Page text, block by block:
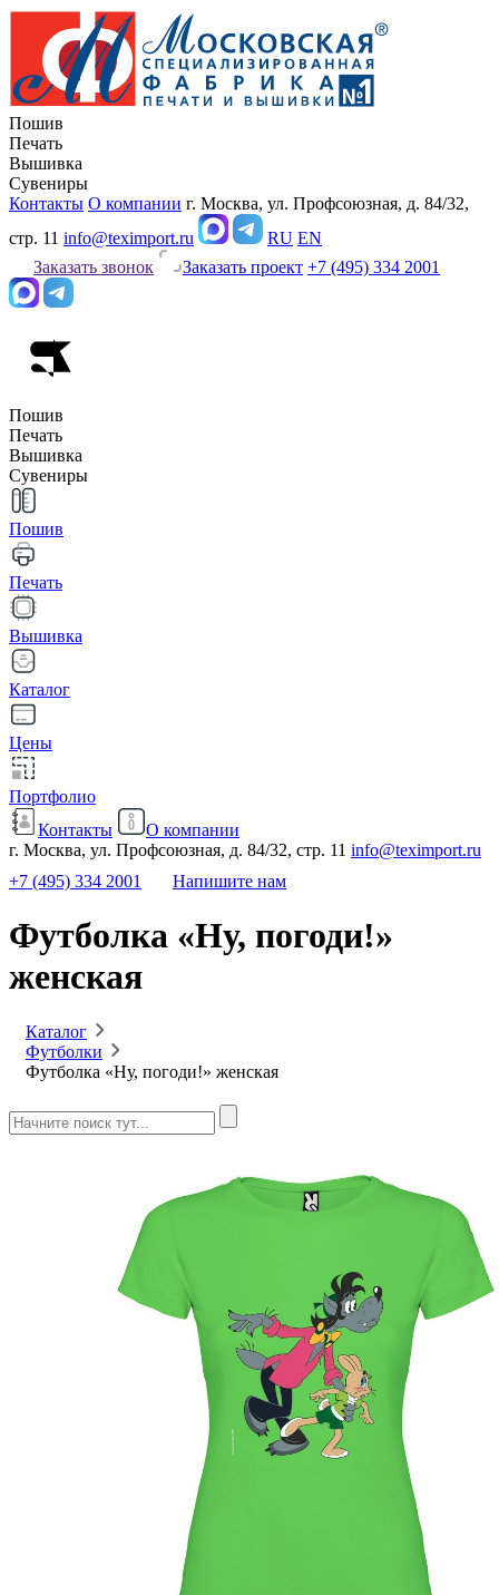
Пошив
Печать
Вышивка
Сувениры
Контакты О компании г. Москва, ул. Профсоюзная, д. 84/32,
стр. 11 info@teximport.ru RU EN
Заказать звонок
Заказать проект +7 (495) 334 2001
Пошив
Печать
Вышивка
Сувениры
Пошив
Печать
Вышивка
Каталог
Цены
Портфолио
Контакты
О компании
г. Москва, ул. Профсоюзная, д. 84/32, стр. 11 info@teximport.ru
+7 (495) 334 2001
Напишите нам
Футболка «Ну, погоди!»
женская
Каталог
Футболки
Футболка «Ну, погоди!» женская